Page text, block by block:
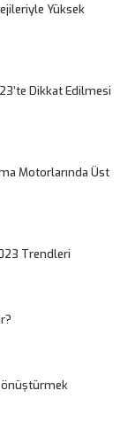
Yüksek
Dikkat Edilmesi
Motorlarında Üst
Trendleri